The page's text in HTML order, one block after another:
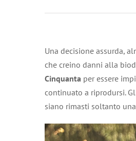
Una decisione assurda,
che creino danni alla
Cinquanta per essere
continuato a riprodursi.
siano rimasti soltanto una